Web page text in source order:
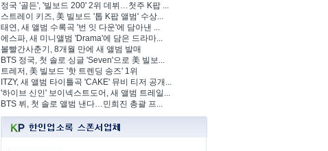
정국 '골든', '빌보드 200' 2위 데뷔…첫주 K팝 ...
스트레이 키즈, 美 빌보드 '톱 K팝 앨범' 수상...
태연, 새 앨범 수록곡 '번 잇 다운'에 담아낸 ...
에스파, 새 미니앨범 'Drama'에 담은 드라마...
볼빨간사춘기, 8개월 만에 새 앨범 발매
BTS 정국, 첫 솔로 싱글 'Seven'으로 美 빌보...
트레저, 美 빌보드 '핫 트렌딩 송즈' 1위
ITZY, 새 앨범 타이틀곡 'CAKE' 뮤비 티저 공개...
'하이브 신인' 보이넥스트도어, 새 앨범 트레일...
BTS 뷔, 첫 솔로 앨범 낸다…민희진 총괄 프...